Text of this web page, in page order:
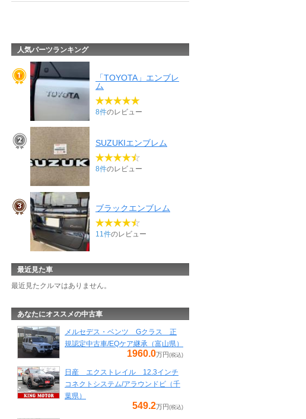
人気パーツランキング
「TOYOTA」エンブレ
ム
8件のレビュー
SUZUKIエンブレム
8件のレビュー
ブラックエンブレム
11件のレビュー
最近見た車
最近見たクルマはありません。
あなたにオススメの中古車
メルセデス・ベンツ Gクラス 正
規認定中古車/EQケア継承（富山県）
1960.0万円(税込)
日産 エクストレイル 12.3インチ
コネクトシステム/アラウンドビ（千
葉県）
549.2万円(税込)